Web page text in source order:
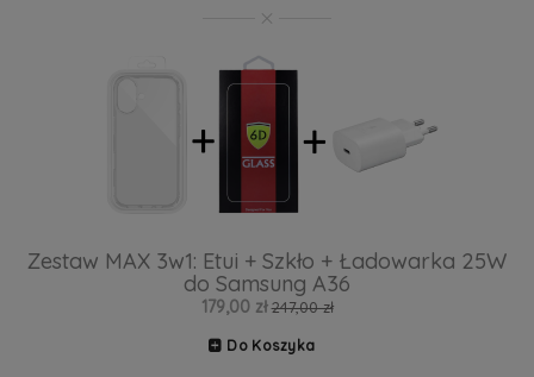
Zestaw MAX 3w1: Etui + Szkło + Ładowarka 25W
do Samsung A36
179,00 zł 247,00 zł
Do Koszyka